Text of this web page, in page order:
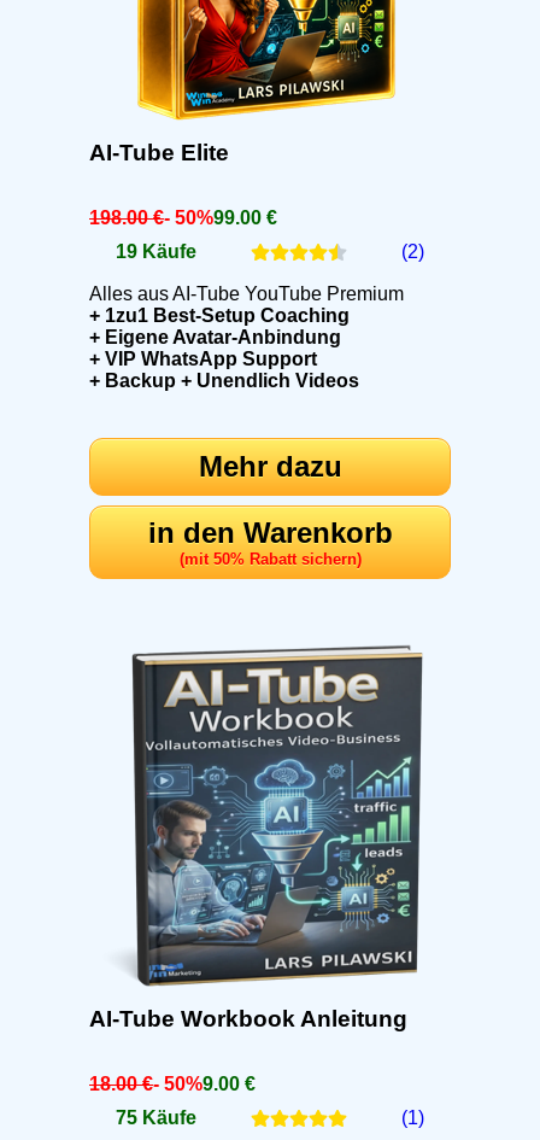
AI-Tube Elite
198.00 €- 50%99.00 €
19 Käufe
(2)
Alles aus AI-Tube YouTube Premium
+ 1zu1 Best-Setup Coaching
+ Eigene Avatar-Anbindung
+ VIP WhatsApp Support
+ Backup + Unendlich Videos
Mehr dazu
in den Warenkorb
(mit 50% Rabatt sichern)
AI-Tube Workbook Anleitung
18.00 €- 50%9.00 €
75 Käufe
(1)